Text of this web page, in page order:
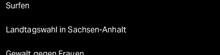
Surfen
Landtagswahl in Sachsen-Anhalt